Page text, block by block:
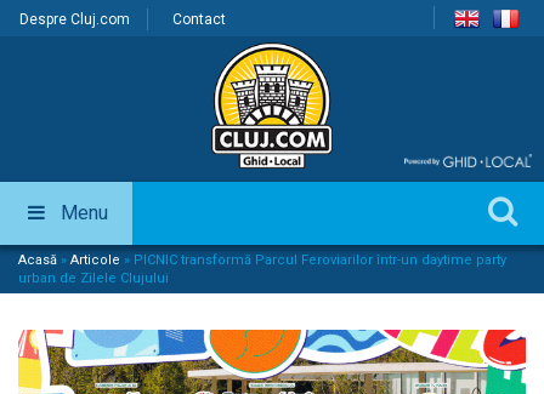
Despre Cluj.com Contact
Menu
Acasă » Articole » PICNIC transformă Parcul Feroviarilor într-un daytime party
urban de Zilele Clujului